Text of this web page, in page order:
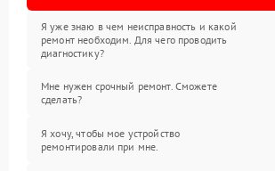
Я уже знаю в чем неисправность и какой
ремонт необходим. Для чего проводить
диагностику?
Мне нужен срочный ремонт. Сможете
сделать?
Я хочу, чтобы мое устройство
ремонтировали при мне.